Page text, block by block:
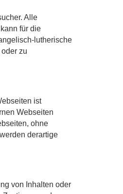
Alle
für die
lutherische
zu
ist
Webseiten
ohne
derartige
von Inhalten oder